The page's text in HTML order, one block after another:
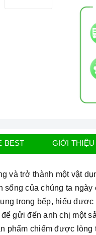
BEST GIỚI
và trở thành một vật
của chúng ta
trong bếp, hiểu được
gửi đến anh chị một
phẩm chiếm được